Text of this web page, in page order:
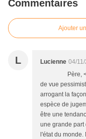
Commentaires
Ajouter
L Lucienne 04/
Père, <br />
de vue
arrogant la
espèce de
être une
une grande part
l'état du